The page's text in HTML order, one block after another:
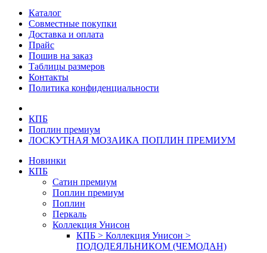
Каталог
Совместные покупки
Доставка и оплата
Прайс
Пошив на заказ
Таблицы размеров
Контакты
Политика конфиденциальности
КПБ
Поплин премиум
ЛОСКУТНАЯ МОЗАИКА ПОПЛИН ПРЕМИУМ
Новинки
КПБ
Сатин премиум
Поплин премиум
Поплин
Перкаль
Коллекция Унисон
КПБ > Коллекция Унисон >
ПОДОДЕЯЛЬНИКОМ (ЧЕМОДАН)